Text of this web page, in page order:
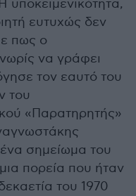
υποκειμενικότητα,
ευτυχώς δεν
πως ο
να γράφει
τον εαυτό του
του
«Παρατηρητής»
σημείωμα του
πορεία που ήταν
του 1970